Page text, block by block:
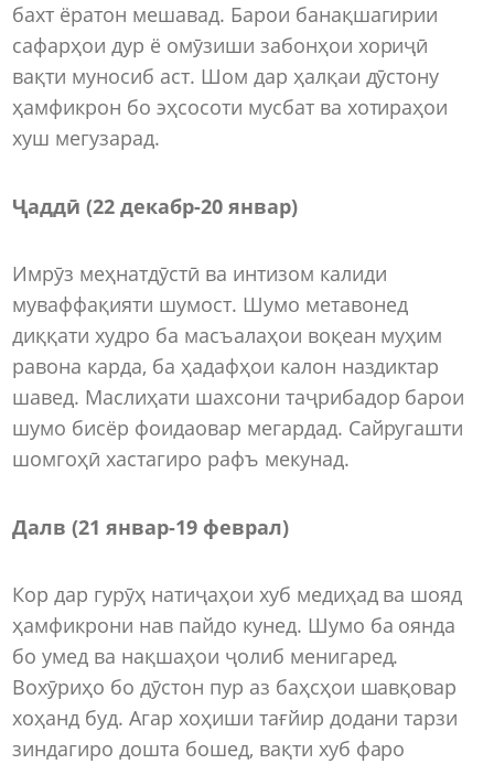
бахт ёратон мешавад. Барои банақшагирии
сафарҳои дур ё омӯзиши забонҳои хориҷӣ
вақти муносиб аст. Шом дар ҳалқаи дӯстону
ҳамфикрон бо эҳсосоти мусбат ва хотираҳои
хуш мегузарад.
Ҷаддӣ (22 декабр-20 январ)
Имрӯз меҳнатдӯстӣ ва интизом калиди
муваффақияти шумост. Шумо метавонед
диққати худро ба масъалаҳои воқеан муҳим
равона карда, ба ҳадафҳои калон наздиктар
шавед. Маслиҳати шахсони таҷрибадор барои
шумо бисёр фоидаовар мегардад. Сайругашти
шомгоҳӣ хастагиро рафъ мекунад.
Далв (21 январ-19 феврал)
Кор дар гурӯҳ натиҷаҳои хуб медиҳад ва шояд
ҳамфикрони нав пайдо кунед. Шумо ба оянда
бо умед ва нақшаҳои ҷолиб менигаред.
Вохӯриҳо бо дӯстон пур аз баҳсҳои шавқовар
хоҳанд буд. Агар хоҳиши тағйир додани тарзи
зиндагиро дошта бошед, вақти хуб фаро